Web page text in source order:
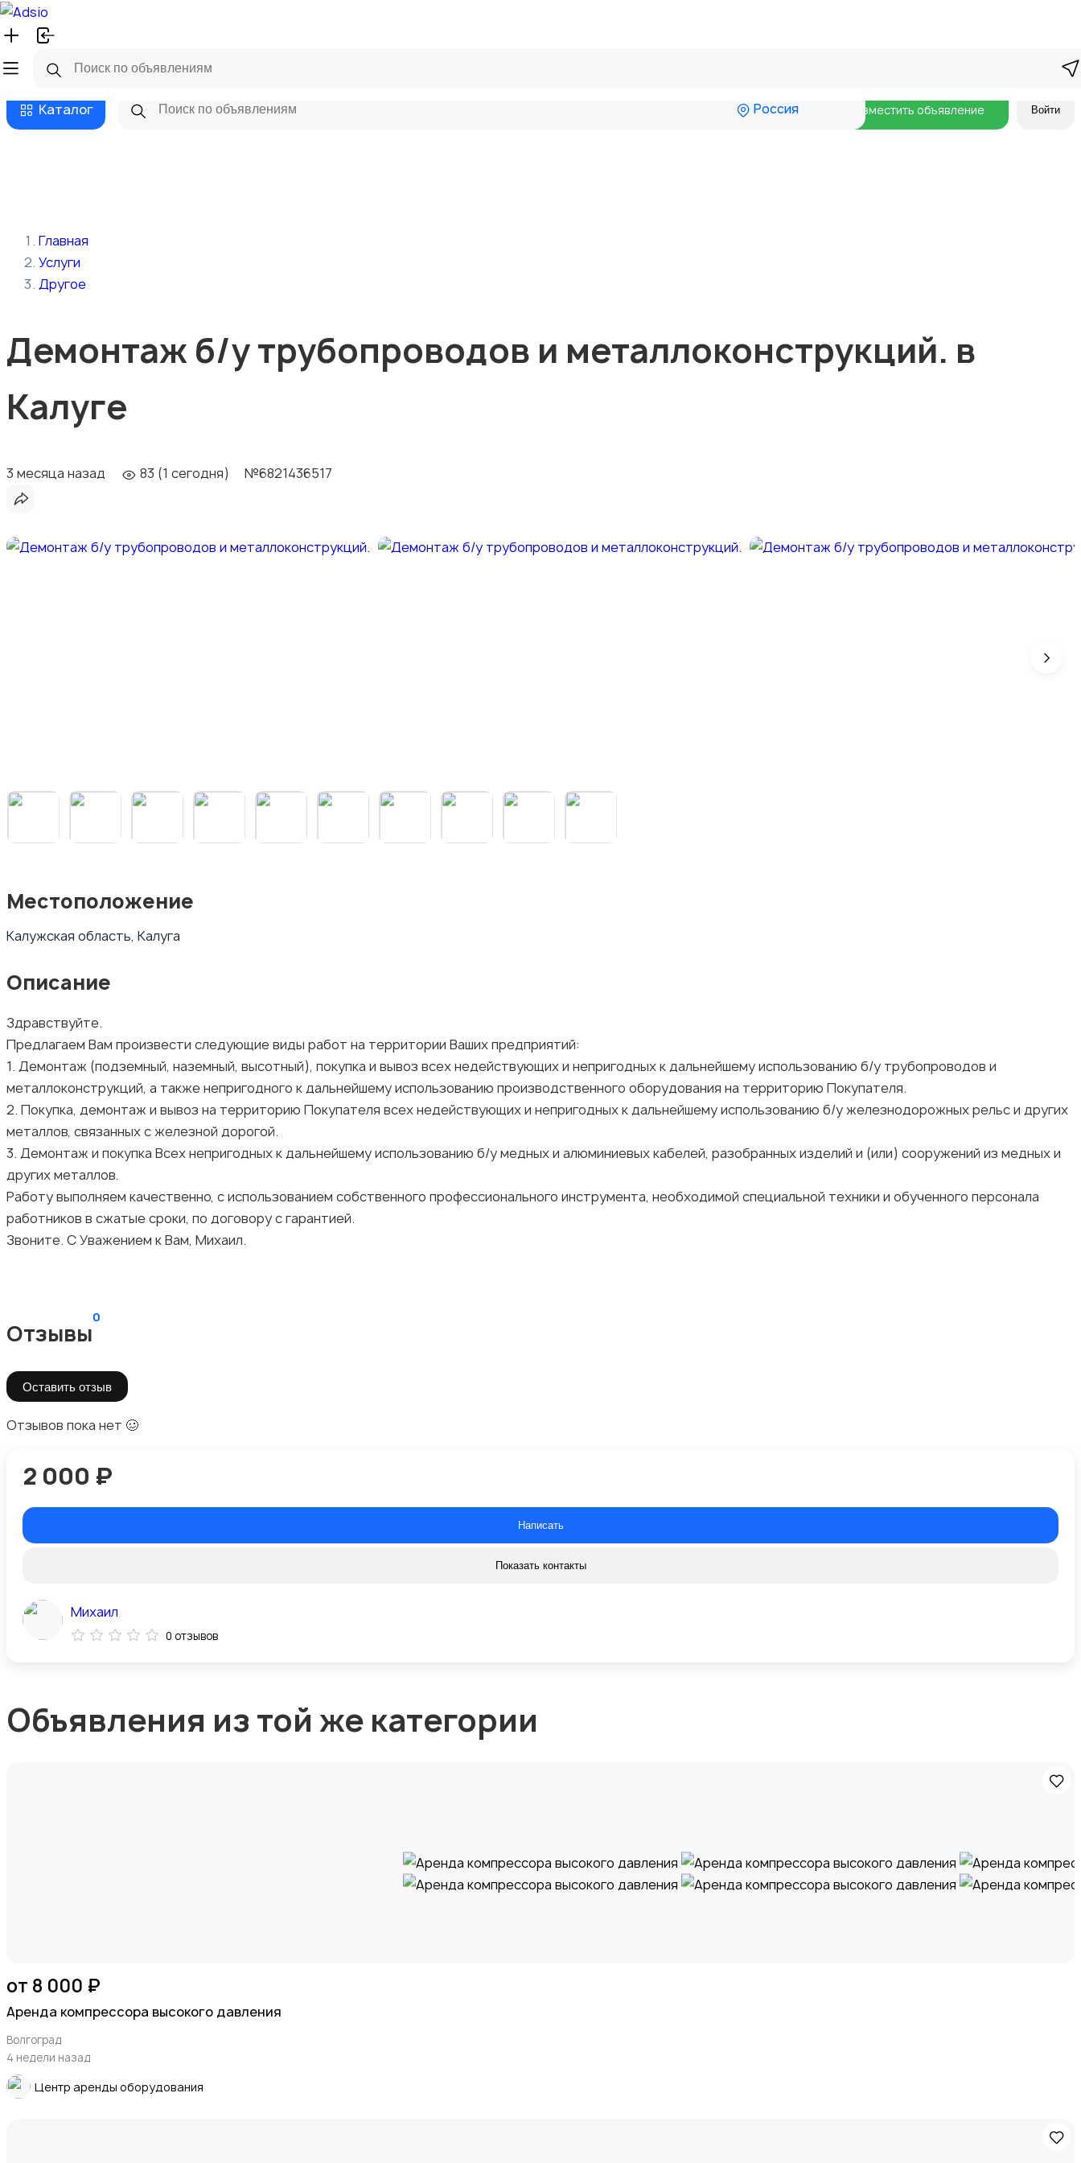
Русский
Каталог Россия Разместить объявление Войти
Главная
Услуги
Другое
Демонтаж б/у трубопроводов и металлоконструкций. в
Калуге
3 месяца назад 83 (1 сегодня) №6821436517
Местоположение
Калужская область, Калуга
Описание
Здравствуйте.
Предлагаем Вам произвести следующие виды работ на территории Ваших предприятий:
1. Демонтаж (подземный, наземный, высотный), покупка и вывоз всех недействующих и непригодных к дальнейшему использованию б/у трубопроводов и
металлоконструкций, а также непригодного к дальнейшему использованию производственного оборудования на территорию Покупателя.
2. Покупка, демонтаж и вывоз на территорию Покупателя всех недействующих и непригодных к дальнейшему использованию б/у железнодорожных рельс и других
металлов, связанных с железной дорогой.
3. Демонтаж и покупка Всех непригодных к дальнейшему использованию б/у медных и алюминиевых кабелей, разобранных изделий и (или) сооружений из медных и
других металлов.
Работу выполняем качественно, с использованием собственного профессионального инструмента, необходимой специальной техники и обученного персонала
работников в сжатые сроки, по договору с гарантией.
Звоните. С Уважением к Вам, Михаил.
Отзывы
0
Оставить отзыв
Отзывов пока нет 🥴
2 000 ₽
Написать
Показать контакты
Михаил
0 отзывов
Объявления из той же категории
от 8 000 ₽
Аренда компрессора высокого давления
Волгоград
4 недели назад
Центр аренды оборудования